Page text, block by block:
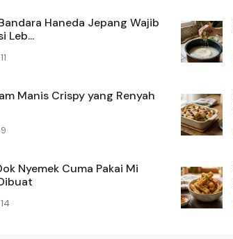
Haneda Jepang Wajib
Leb...
11
Manis Crispy yang Renyah
9
Nyemek Cuma Pakai Mi
14